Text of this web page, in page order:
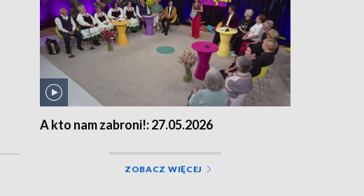
A kto nam zabroni!: 27.05.2026
ZOBACZ WIĘCEJ